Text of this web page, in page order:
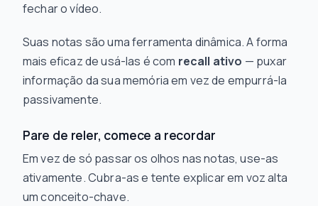
fechar o vídeo.
Suas notas são uma ferramenta dinâmica. A forma
mais eficaz de usá-las é com recall ativo — puxar
informação da sua memória em vez de empurrá-la
passivamente.
Pare de reler, comece a recordar
Em vez de só passar os olhos nas notas, use-as
ativamente. Cubra-as e tente explicar em voz alta
um conceito-chave.